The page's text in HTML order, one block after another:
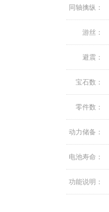
同轴擒纵：
游丝：
避震：
宝石数：
零件数：
动力储备：
电池寿命：
功能说明：